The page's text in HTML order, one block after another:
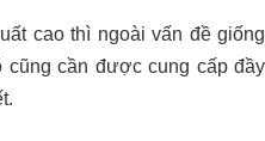
cao thì ngoài vấn đề giống
cũng cần được cung cấp đầy